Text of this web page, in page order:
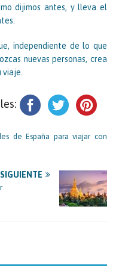
dijimos antes, y lleva el
independiente de lo que
nuevas personas, crea
viaje.
de España para viajar con
SIGUIENTE